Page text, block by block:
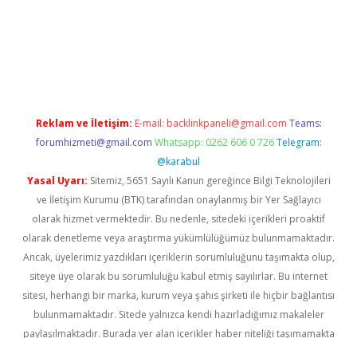
Reklam ve İletişim: E-mail: backlinkpaneli@gmail.com Teams:
forumhizmeti@gmail.com Whatsapp: 0262 606 0 726 Telegram:
@karabul
Yasal Uyarı: Sitemiz, 5651 Sayılı Kanun gereğince Bilgi Teknolojileri
ve İletişim Kurumu (BTK) tarafından onaylanmış bir Yer Sağlayıcı
olarak hizmet vermektedir. Bu nedenle, sitedeki içerikleri proaktif
olarak denetleme veya araştırma yükümlülüğümüz bulunmamaktadır.
Ancak, üyelerimiz yazdıkları içeriklerin sorumluluğunu taşımakta olup,
siteye üye olarak bu sorumluluğu kabul etmiş sayılırlar. Bu internet
sitesi, herhangi bir marka, kurum veya şahıs şirketi ile hiçbir bağlantısı
bulunmamaktadır. Sitede yalnızca kendi hazırladığımız makaleler
paylaşılmaktadır. Burada yer alan içerikler haber niteliği taşımamakta